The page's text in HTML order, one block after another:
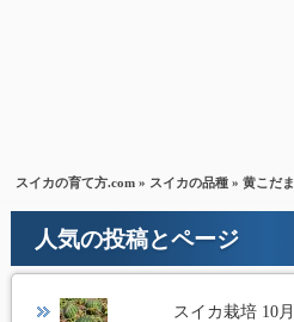
スイカの育て方.com » スイカの品種 » 黄こだま
人気の投稿とページ
スイカ栽培 10月